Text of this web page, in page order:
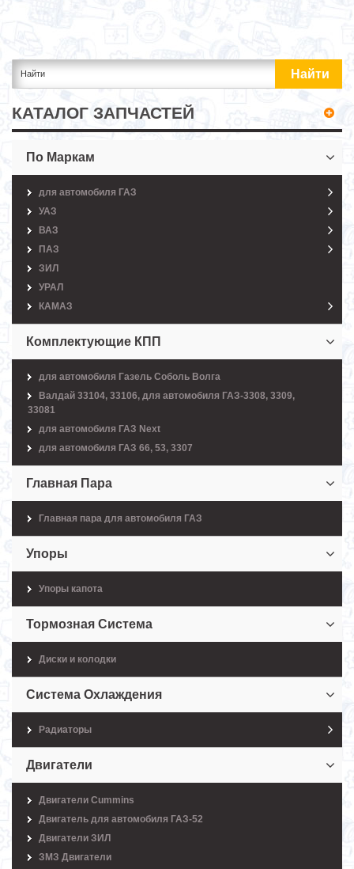
КАТАЛОГ ЗАПЧАСТЕЙ
По Маркам
для автомобиля ГАЗ
УАЗ
ВАЗ
ПАЗ
ЗИЛ
УРАЛ
КАМАЗ
Комплектующие КПП
для автомобиля Газель Соболь Волга
Валдай 33104, 33106, для автомобиля ГАЗ-3308, 3309,
33081
для автомобиля ГАЗ Next
для автомобиля ГАЗ 66, 53, 3307
Главная Пара
Главная пара для автомобиля ГАЗ
Упоры
Упоры капота
Тормозная Система
Диски и колодки
Система Охлаждения
Радиаторы
Двигатели
Двигатели Cummins
Двигатель для автомобиля ГАЗ-52
Двигатели ЗИЛ
ЗМЗ Двигатели